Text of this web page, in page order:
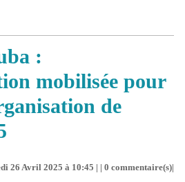
:
mobilisée pour
de
26 Avril 2025 à 10:45 | | 0 commentaire(s)|